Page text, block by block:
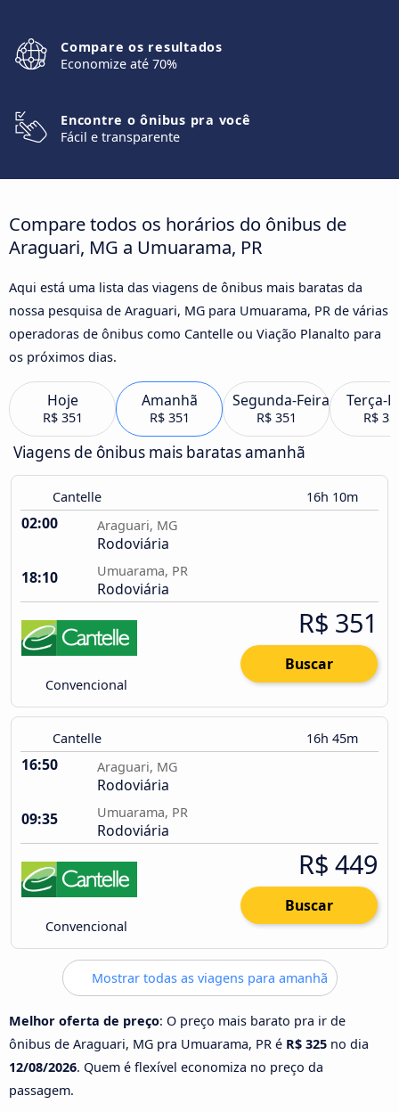
Compare os resultados
Economize até 70%
Encontre o ônibus pra você
Fácil e transparente
Compare todos os horários do ônibus de
Araguari, MG a Umuarama, PR
Aqui está uma lista das viagens de ônibus mais baratas da
nossa pesquisa de Araguari, MG para Umuarama, PR de várias
operadoras de ônibus como Cantelle ou Viação Planalto para
os próximos dias.
Hoje
R$ 351
Amanhã
R$ 351
Segunda-Feira
R$ 351
Terça-
R$
Viagens de ônibus mais baratas amanhã
Cantelle 16h 10m
02:00 Araguari, MG
Rodoviária
18:10
Umuarama, PR
Rodoviária
Convencional
R$ 351
Buscar
Cantelle 16h 45m
16:50 Araguari, MG
Rodoviária
09:35
Umuarama, PR
Rodoviária
Convencional
R$ 449
Buscar
Mostrar todas as viagens para amanhã
Melhor oferta de preço: O preço mais barato pra ir de
ônibus de Araguari, MG pra Umuarama, PR é R$ 325 no dia
12/08/2026. Quem é flexível economiza no preço da
passagem.